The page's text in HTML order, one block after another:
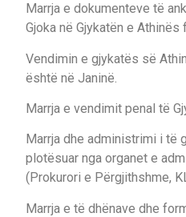
Marrja e dokumenteve të
Gjoka në Gjykatën e Athinës
Vendimin e gjykatës së
është në Janinë.
Marrja e vendimit penal të
Marrja dhe administrimi i të
plotësuar nga organet e
(Prokurori e Përgjithshme,
Marrja e të dhënave dhe